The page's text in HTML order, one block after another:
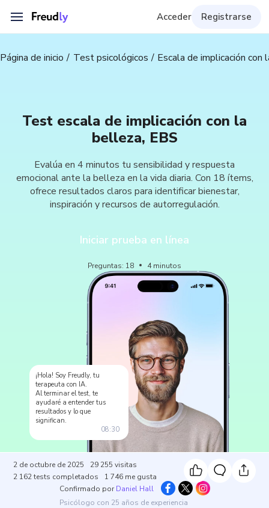
Acceder Registrarse
Página de inicio Test psicológicos Escala de implicación con
Test escala de implicación con la
belleza, EBS
Evalúa en 4 minutos tu sensibilidad y respuesta
emocional ante la belleza en la vida diaria. Con 18 ítems,
ofrece resultados claros para identificar bienestar,
inspiración y recursos de autorregulación.
Iniciar prueba en línea
Preguntas: 18 4 minutos
¡Hola! Soy Freudly, tu
terapeuta con IA.
Al terminar el test, te
ayudaré a entender tus
resultados y lo que
significan.
08:30
2 de octubre de 2025 29 255 visitas
2 162 tests completados 1 746 me gusta
Confirmado por Daniel Hall
Psicólogo con 25 años de experiencia